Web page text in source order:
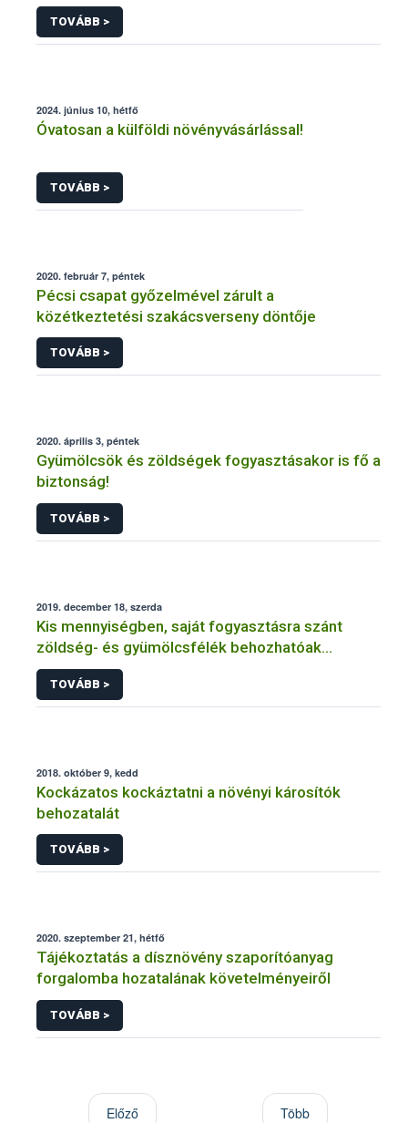
TOVÁBB >
2024. június 10, hétfő
Óvatosan a külföldi növényvásárlással!
TOVÁBB >
2020. február 7, péntek
Pécsi csapat győzelmével zárult a
közétkeztetési szakácsverseny döntője
TOVÁBB >
2020. április 3, péntek
Gyümölcsök és zöldségek fogyasztásakor is fő a
biztonság!
TOVÁBB >
2019. december 18, szerda
Kis mennyiségben, saját fogyasztásra szánt
zöldség- és gyümölcsfélék behozhatóak
hazánkba
TOVÁBB >
2018. október 9, kedd
Kockázatos kockáztatni a növényi károsítók
behozatalát
TOVÁBB >
2020. szeptember 21, hétfő
Tájékoztatás a dísznövény szaporítóanyag
forgalomba hozatalának követelményeiről
TOVÁBB >
Előző Több